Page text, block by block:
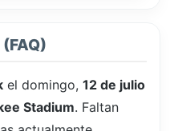
el domingo, 12 de julio
Stadium. Faltan